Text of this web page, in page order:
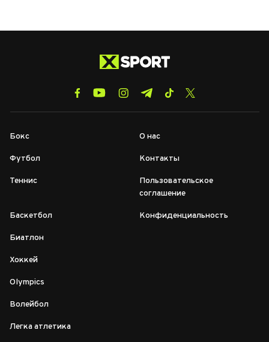
Бокс
Футбол
Теннис
Баскетбол
Биатлон
Хоккей
Olympics
Волейбол
Легка атлетика
О нас
Контакты
Пользовательское
соглашение
Конфиденциальность